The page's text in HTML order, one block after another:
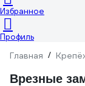
Избранное
Профиль
Главная /
Врезные